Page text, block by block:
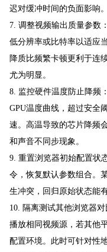
迟对缓冲时间的负面影响。
7. 调整视频输出质量参数
低分辨率或比特率以适应
降质比频繁卡顿更利于连
尤为明显。
8. 监控硬件温度防止降频
GPU温度曲线，超过安全
速。高温导致的芯片降频
和声音不同步现象。
9. 重置浏览器初始配置状
令，恢复默认参数组合。
生冲突，回归原始状态能
10. 隔离测试其他浏览器
播放相同视频源，若其他
配置环境。此时可针对性